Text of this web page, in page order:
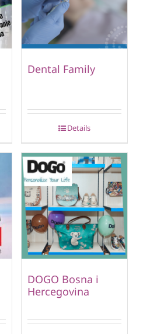
Dental Family
Details
DOGO Bosna i
Hercegovina